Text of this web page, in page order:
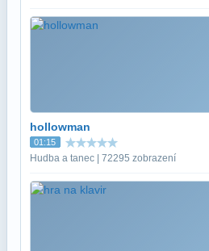
hollowman
01:15
Hudba a tanec | 72295 zobrazení